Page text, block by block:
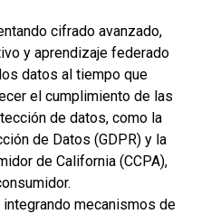
cifrado avanzado,
y aprendizaje federado
datos al tiempo que
el cumplimiento de las
de datos, como la
de Datos (GDPR) y la
de California (CCPA),
mecanismos de